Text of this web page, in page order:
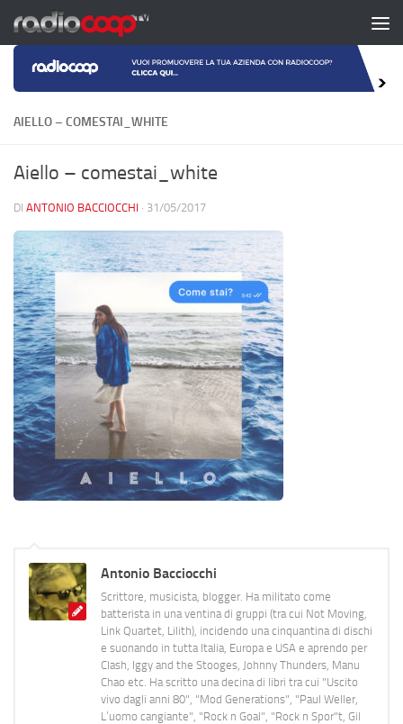
Salta al contenuto
AIELLO – COMESTAI_WHITE
Aiello – comestai_white
DI ANTONIO BACCIOCCHI · 31/05/2017
Antonio Bacciocchi
Scrittore, musicista, blogger. Ha militato come
batterista in una ventina di gruppi (tra cui Not Moving,
Link Quartet, Lilith), incidendo una cinquantina di dischi
e suonando in tutta Italia, Europa e USA e aprendo per
Clash, Iggy and the Stooges, Johnny Thunders, Manu
Chao etc. Ha scritto una decina di libri tra cui "Uscito
vivo dagli anni 80", "Mod Generations", "Paul Weller,
L’uomo cangiante", "Rock n Goal", "Rock n Spor"t, Gil